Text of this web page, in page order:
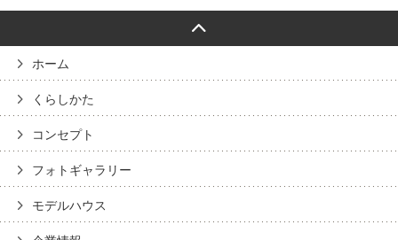
ホーム
くらしかた
コンセプト
フォトギャラリー
モデルハウス